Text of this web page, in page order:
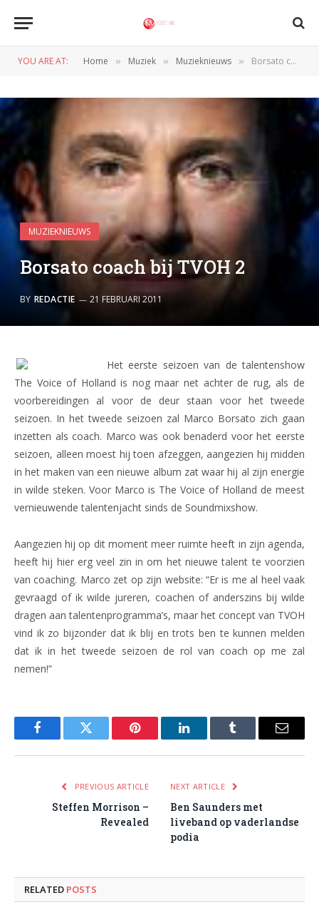
YOU ARE AT: Home » Muziek » Muzieknieuws » Borsato coach bij TVOH 2
MUZIEKNIEUWS
Borsato coach bij TVOH 2
BY REDACTIE 21 FEBRUARI 2011
Het eerste seizoen van de talentenshow
The Voice of Holland is nog maar net achter de rug, als de
voorbereidingen al voor de deur staan voor het tweede
seizoen. In het tweede seizoen zal Marco Borsato zich gaan
inzetten als coach. Marco was ook benaderd voor het eerste
seizoen, alleen moest hij toen afzeggen, aangezien hij midden
in het maken van een nieuwe album zat waar hij al zijn energie
in wilde steken. Voor Marco is The Voice of Holland de meest
vernieuwende talentenjacht sinds de Soundmixshow.
Aangezien hij op dit moment meer ruimte heeft in zijn agenda,
heeft hij hier erg veel zin in om het nieuwe talent te voorzien
van coaching. Marco zet op zijn website: “Er is me al heel vaak
gevraagd of ik wilde jureren, coachen of anderszins bij wilde
dragen aan talentenprogramma’s, maar het concept van TVOH
vind ik zo bijzonder dat ik blij en trots ben te kunnen melden
dat ik in het tweede seizoen de rol van coach op me zal
nemen!”
FacebookTwitter Pinterest LinkedInTumblr Email
PREVIOUS ARTICLE
Steffen Morrison –
Revealed
NEXT ARTICLE
Ben Saunders met
liveband op vaderlandse
podia
RELATED POSTS